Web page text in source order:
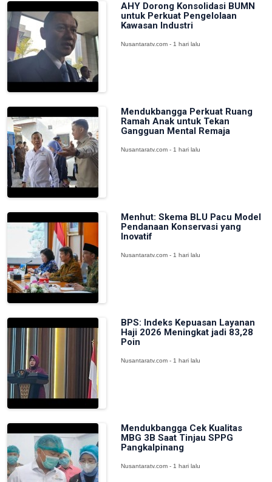
AHY Dorong Konsolidasi BUMN
untuk Perkuat Pengelolaan
Kawasan Industri
Nusantaratv.com - 1 hari lalu
Mendukbangga Perkuat Ruang
Ramah Anak untuk Tekan
Gangguan Mental Remaja
Nusantaratv.com - 1 hari lalu
Menhut: Skema BLU Pacu Model
Pendanaan Konservasi yang
Inovatif
Nusantaratv.com - 1 hari lalu
BPS: Indeks Kepuasan Layanan
Haji 2026 Meningkat jadi 83,28
Poin
Nusantaratv.com - 1 hari lalu
Mendukbangga Cek Kualitas
MBG 3B Saat Tinjau SPPG
Pangkalpinang
Nusantaratv.com - 1 hari lalu